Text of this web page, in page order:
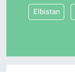
Elbistan